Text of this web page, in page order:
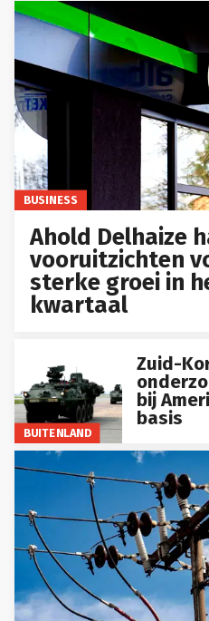
BUSINESS
Ahold Delhaize
vooruitzichten
sterke groei in
kwartaal
BUITENLAND
Zuid-
bij
basis